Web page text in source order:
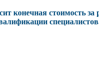
конечная стоимость